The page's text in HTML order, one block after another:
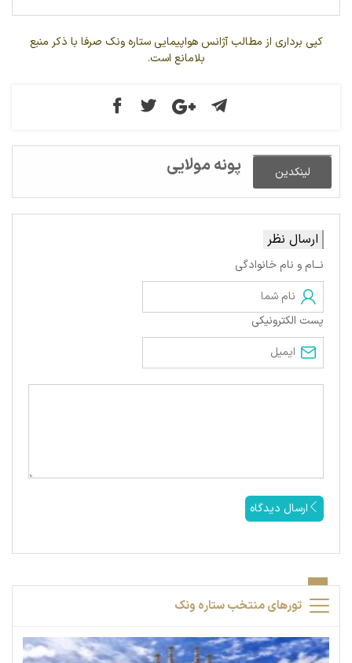
کپی برداری از مطالب آژانس هواپیمایی ستاره ونک صرفا با ذکر منبع
بلامانع است.
لینکدین پونه مولایی
ارسال نظر
نــام و نام خانوادگی
پست الکترونیکی
ارسال دیدگاه
تورهای منتخب ستاره ونک